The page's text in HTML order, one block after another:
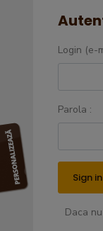
Login (e-
Parola :
Daca